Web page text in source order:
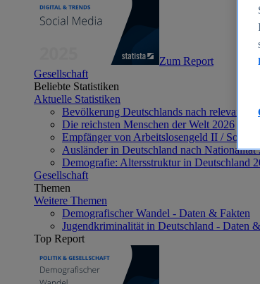
Zum Report
Gesellschaft
Beliebte Statistiken
Aktuelle Statistiken
Bevölkerung Deutschlands nach relevanten
Die reichsten Menschen der Welt 2026
Empfänger von Arbeitslosengeld II /
Ausländer in Deutschland nach Nationalität
Demografie: Altersstruktur in Deutschland
Gesellschaft
Themen
Weitere Themen
Demografischer Wandel - Daten & Fakten
Jugendkriminalität in Deutschland - Daten
Top Report